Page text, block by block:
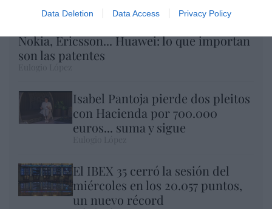
Data Deletion Data Access Privacy Policy
Nokia, Ericsson... Huawei: lo que importan
son las patentes
Isabel Pantoja pierde dos pleitos
con Hacienda por 700.000
euros... suma y sigue
El IBEX 35 cerró la sesión del
miércoles en los 20.057 puntos,
un nuevo récord